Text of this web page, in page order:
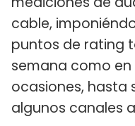
cable,
puntos de rating
semana como en
ocasiones, hasta
algunos canales